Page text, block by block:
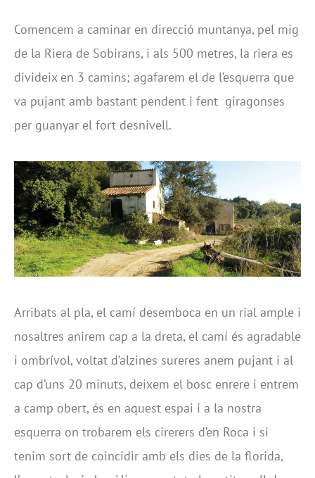
Comencem a caminar en direcció muntanya, pel mig
de la Riera de Sobirans, i als 500 metres, la riera es
divideix en 3 camins; agafarem el de l’esquerra que
va pujant amb bastant pendent i fent giragonses
per guanyar el fort desnivell.
Arribats al pla, el camí desemboca en un rial ample i
nosaltres anirem cap a la dreta, el camí és agradable
i ombrívol, voltat d’alzines sureres anem pujant i al
cap d’uns 20 minuts, deixem el bosc enrere i entrem
a camp obert, és en aquest espai i a la nostra
esquerra on trobarem els cirerers d’en Roca i si
tenim sort de coincidir amb els dies de la florida,